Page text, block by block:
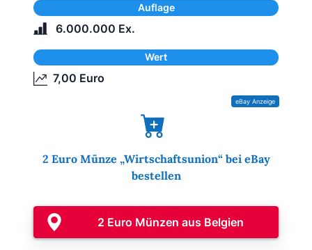
Auflage
6.000.000 Ex.
Wert
7,00 Euro
2 Euro Münze „Wirtschaftsunion“ bei eBay
bestellen
2 Euro Münzen aus Belgien